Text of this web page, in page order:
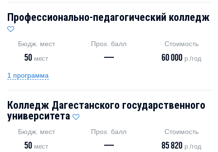
Профессионально-педагогический колледж
Бюдж. мест
50 мест
Прох. балл
—
Стоимость
60 000 р./год
1 программа
Колледж Дагестанского государственного
университета
Бюдж. мест
50 мест
Прох. балл
—
Стоимость
85 820 р./год